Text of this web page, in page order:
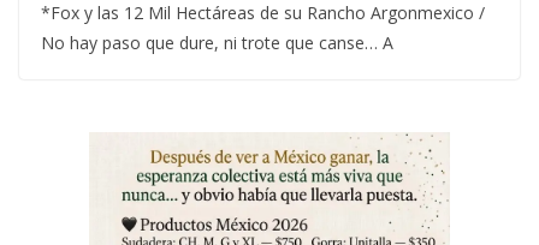
*Fox y las 12 Mil Hectáreas de su Rancho Argonmexico /
No hay paso que dure, ni trote que canse… A